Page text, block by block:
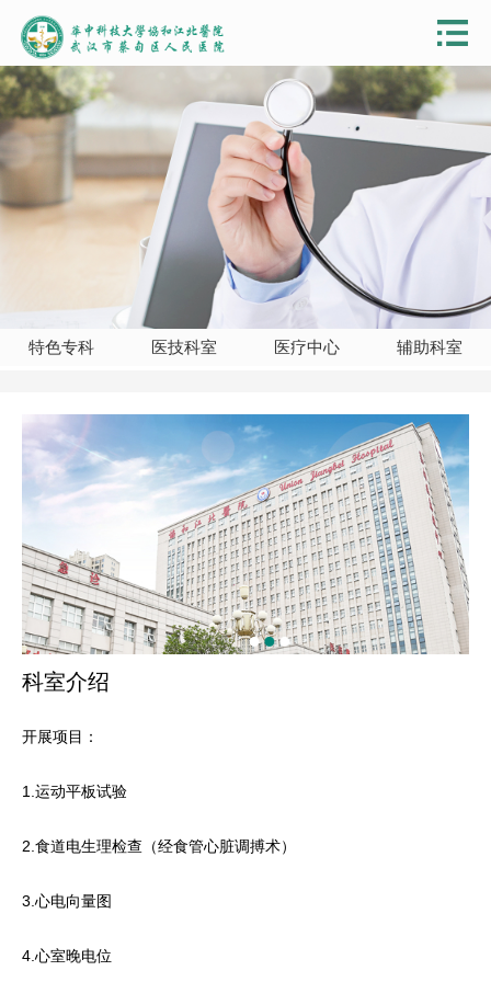
特色专科 医技科室 医疗中心 辅助科室
科室介绍
开展项目：
1.运动平板试验
2.食道电生理检查（经食管心脏调搏术）
3.心电向量图
4.心室晚电位